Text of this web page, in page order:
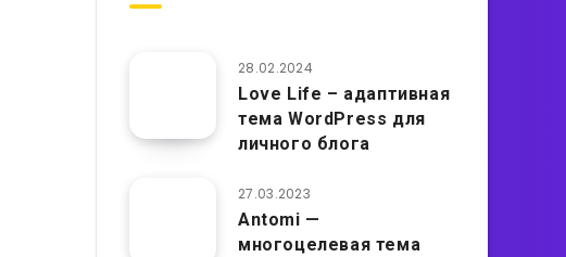
28.02.2024
Love Life – адаптивная
тема WordPress для
личного блога
27.03.2023
Antomi —
многоцелевая тема